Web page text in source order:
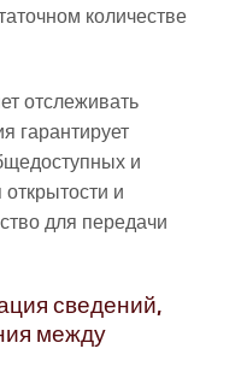
количестве
отслеживать
гарантирует
и
и
для передачи
сведений,
между